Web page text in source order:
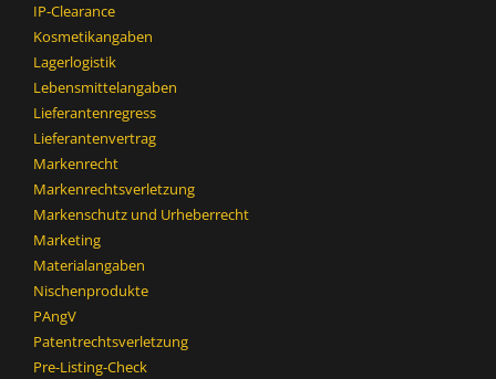
IP-Clearance
Kosmetikangaben
Lagerlogistik
Lebensmittelangaben
Lieferantenregress
Lieferantenvertrag
Markenrecht
Markenrechtsverletzung
Markenschutz und Urheberrecht
Marketing
Materialangaben
Nischenprodukte
PAngV
Patentrechtsverletzung
Pre-Listing-Check